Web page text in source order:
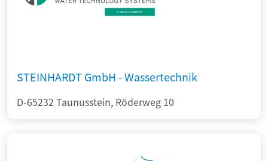
STEINHARDT GmbH - Wassertechnik
D-65232 Taunusstein, Röderweg 10